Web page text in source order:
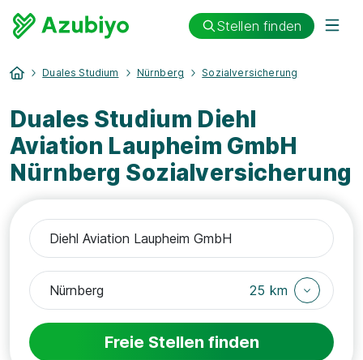
Stellen finden
Duales Studium Nürnberg Sozialversicherung
Duales Studium Diehl
Aviation Laupheim GmbH
Nürnberg Sozialversicherung
25 km
Freie Stellen finden